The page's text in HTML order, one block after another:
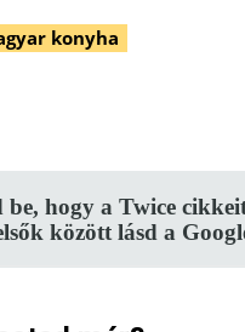
konyha
be, hogy a Twice
között lásd a